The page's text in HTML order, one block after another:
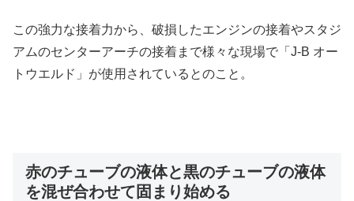
この強力な接着力から、破損したエンジンの接着やスタジ
アムのセンターアーチの接着まで様々な現場で「J-B オー
トウエルド」が使用されているとのこと。
赤のチューブの液体と黒のチューブの液体
を混ぜ合わせて固まり始める